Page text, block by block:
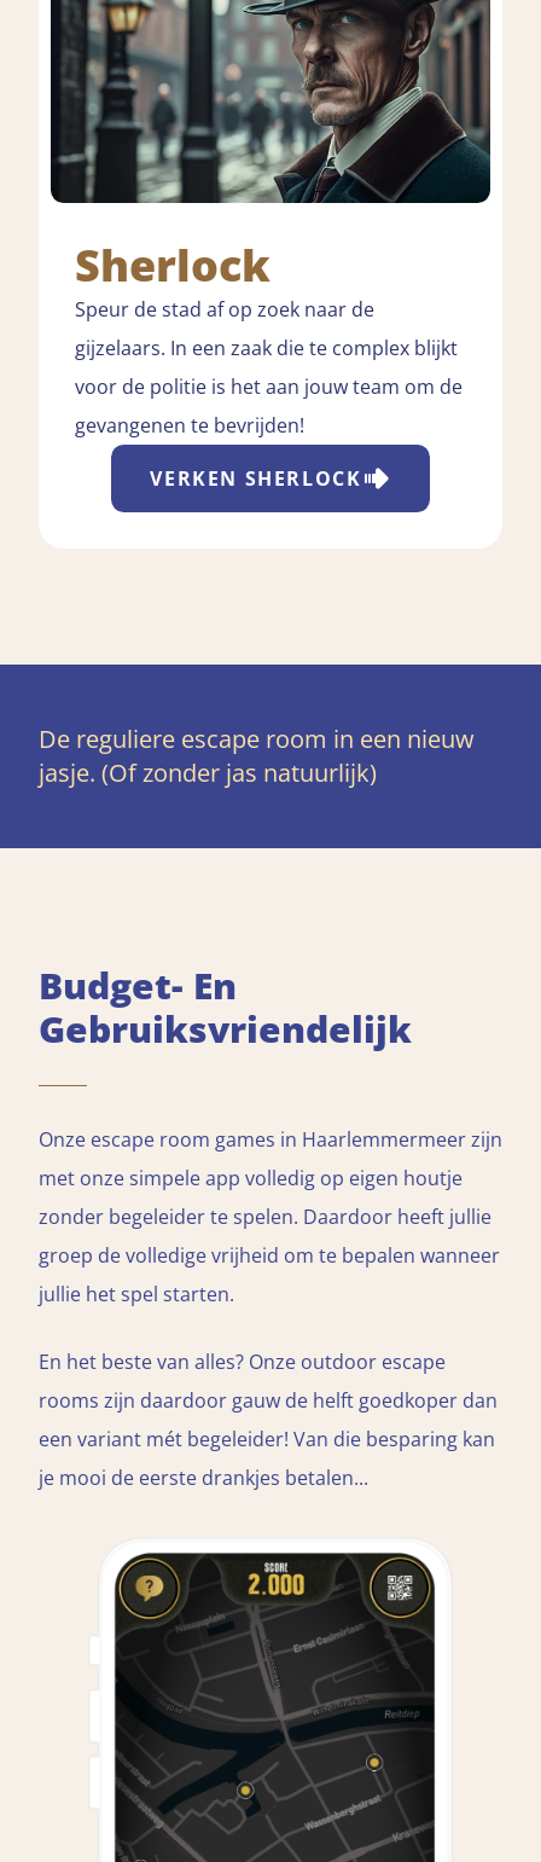
Sherlock
Speur de stad af op zoek naar de
gijzelaars. In een zaak die te complex blijkt
voor de politie is het aan jouw team om de
gevangenen te bevrijden!
VERKEN SHERLOCK
De reguliere escape room in een nieuw
jasje. (Of zonder jas natuurlijk)
Budget- En
Gebruiksvriendelijk
Onze escape room games in Haarlemmermeer zijn
met onze simpele app volledig op eigen houtje
zonder begeleider te spelen. Daardoor heeft jullie
groep de volledige vrijheid om te bepalen wanneer
jullie het spel starten.
En het beste van alles? Onze outdoor escape
rooms zijn daardoor gauw de helft goedkoper dan
een variant mét begeleider! Van die besparing kan
je mooi de eerste drankjes betalen...